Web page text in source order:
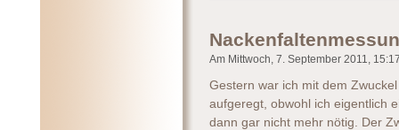
Am Mittwoch, 7. September 2011,
Gestern war ich mit dem
aufgeregt, obwohl ich eigentlich
dann gar nicht mehr nötig. Der